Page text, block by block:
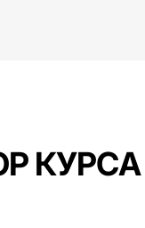
КУРСА